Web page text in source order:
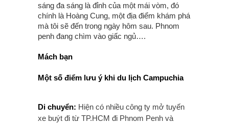
sáng đa sáng là đỉnh của một mái vòm, đó
chính là Hoàng Cung, một địa điểm khám phá
mà tôi sẽ đến trong ngày hôm sau. Phnom
penh đang chìm vào giấc ngủ….
Mách bạn
Một số điểm lưu ý khi du lịch Campuchia
Di chuyển: Hiện có nhiều công ty mở tuyến
xe buýt đi từ TP.HCM đi Phnom Penh và